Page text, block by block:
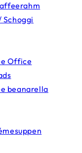
Office
beanarella